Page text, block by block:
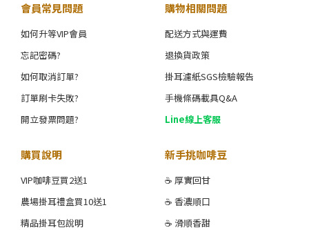
會員常見問題
如何升等VIP會員
忘記密碼?
如何取消訂單?
訂單刷卡失敗?
開立發票問題?
購物相關問題
配送方式與運費
退換貨政策
掛耳濾紙SGS檢驗報告
手機條碼載具Q&A
Line線上客服
購買說明
VIP咖啡豆買2送1
農場掛耳禮盒買10送1
精品掛耳包說明
新手挑咖啡豆
☕ 厚實回甘
☕ 香濃順口
☕ 滑順香甜